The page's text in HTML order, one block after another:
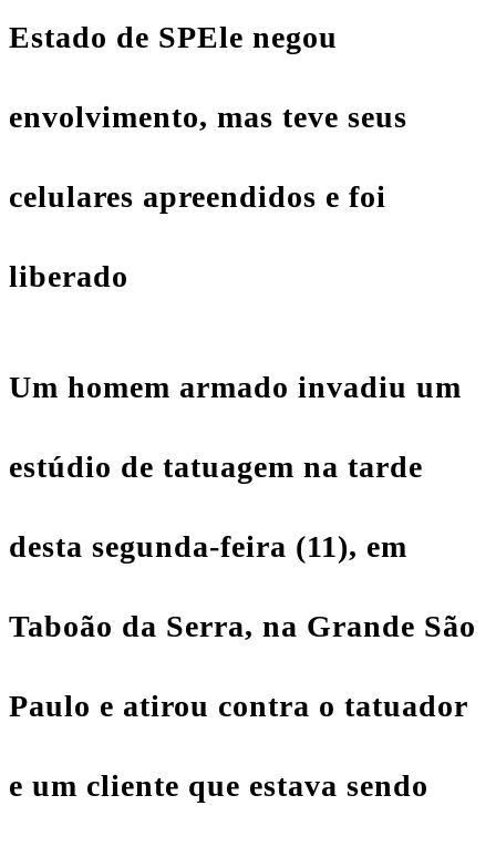
Estado de SPEle negou
envolvimento, mas teve seus
celulares apreendidos e foi
liberado
Um homem armado invadiu um
estúdio de tatuagem na tarde
desta segunda-feira (11), em
Taboão da Serra, na Grande São
Paulo e atirou contra o tatuador
e um cliente que estava sendo